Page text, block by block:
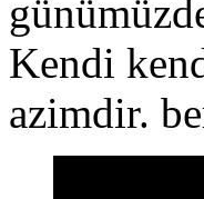
Kendi
azimdir.